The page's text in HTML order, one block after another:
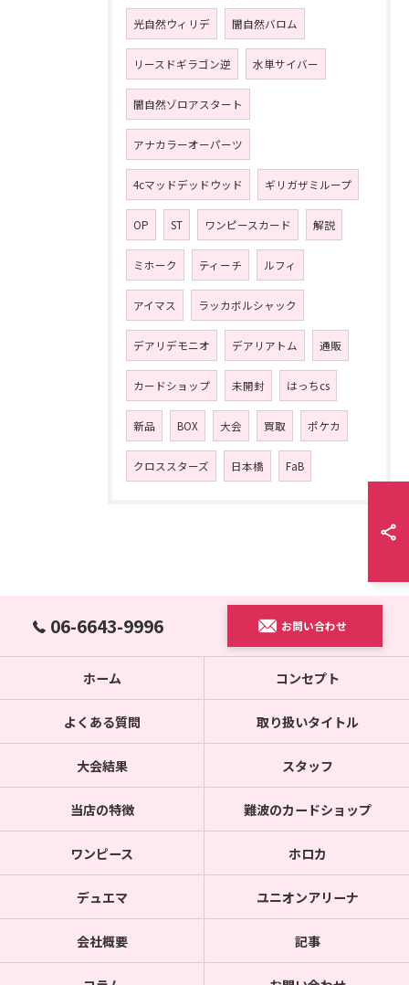
光自然ウィリデ 闇自然バロム
リースドギラゴン逆 水単サイバー
闇自然ゾロアスタート
アナカラーオーパーツ
4cマッドデッドウッド ギリガザミループ
OP ST ワンピースカード 解説
ミホーク ティーチ ルフィ
アイマス ラッカボルシャック
デアリデモニオ デアリアトム 通販
カードショップ 未開封 はっちcs
新品 BOX 大会 買取 ポケカ
クロススターズ 日本橋 FaB
06-6643-9996 お問い合わせ
ホーム コンセプト
よくある質問 取り扱いタイトル
大会結果 スタッフ
当店の特徴 難波のカードショップ
ワンピース ホロカ
デュエマ ユニオンアリーナ
会社概要 記事